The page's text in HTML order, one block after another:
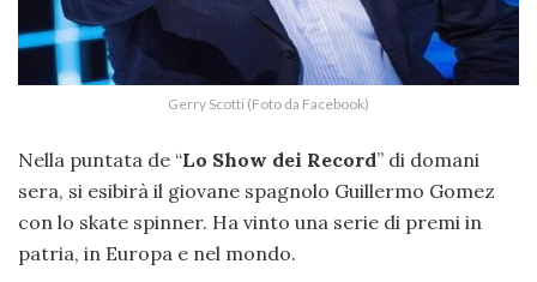
Gerry Scotti (Foto da Facebook)
Nella puntata de “Lo Show dei Record” di domani
sera, si esibirà il giovane spagnolo Guillermo Gomez
con lo skate spinner. Ha vinto una serie di premi in
patria, in Europa e nel mondo.